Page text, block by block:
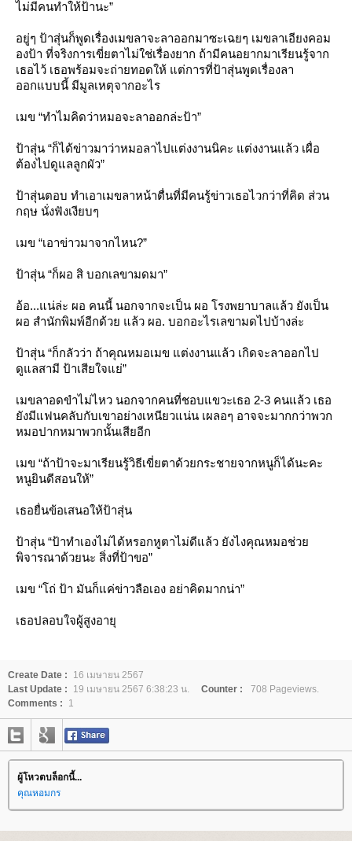
ไม่มีคนทำให้ป้านะ”
อยู่ๆ ป้าสุ่นก็พูดเรื่องเมขลาจะลาออกมาซะเฉยๆ เมขลาเอียงคอม
องป้า ที่จริงการเขี่ยตาไม่ใช่เรื่องยาก ถ้ามีคนอยากมาเรียนรู้จาก
เธอไว้ เธอพร้อมจะถ่ายทอดให้ แต่การที่ป้าสุ่นพูดเรื่องลา
ออกแบบนี้ มีมูลเหตุจากอะไร
เมข “ทำไมคิดว่าหมอจะลาออกล่ะป้า”
ป้าสุ่น “ก็ได้ข่าวมาว่าหมอลาไปแต่งงานนิคะ แต่งงานแล้ว เผื่อ
ต้องไปดูแลลูกผัว”
ป้าสุ่นตอบ ทำเอาเมขลาหน้าตื่นที่มีคนรู้ข่าวเธอไวกว่าที่คิด ส่วน
กฤษ นั่งฟังเงียบๆ
เมข “เอาข่าวมาจากไหน?”
ป้าสุ่น “ก็ผอ สิ บอกเลขามดมา”
อ้อ...แน่ล่ะ ผอ คนนี้ นอกจากจะเป็น ผอ โรงพยาบาลแล้ว ยังเป็น
ผอ สำนักพิมพ์อีกด้วย แล้ว ผอ. บอกอะไรเลขามดไปบ้างล่ะ
ป้าสุ่น “ก็กลัวว่า ถ้าคุณหมอเมข แต่งงานแล้ว เกิดจะลาออกไป
ดูแลสามี ป้าเสียใจแย่”
เมขลาอดขำไม่ไหว นอกจากคนที่ชอบแขวะเธอ 2-3 คนแล้ว เธอ
ังมีแฟนคลับกับเขาอย่างเหนียวแน่น เผลอๆ อาจจะมากกว่าพวก
หมอปากหมาพวกนั้นเสียอีก
เมข “ถ้าป้าจะมาเรียนรู้วิธีเขี่ยตาด้วยกระชายจากหนูก็ได้นะคะ
หนูยินดีสอนให้”
เธอยื่นข้อเสนอให้ป้าสุ่น
ป้าสุ่น “ป้าทำเองไม่ได้หรอกหูตาไม่ดีแล้ว ยังไงคุณหมอช่ว
พิจารณาด้วยนะ สิ่งที่ป้าขอ”
เมข “โถ่ ป้า มันก็แค่ข่าวลือเอง อย่าคิดมากน่า”
เธอปลอบใจผู้สูงอายุ
Create Date :
16 เมษายน 2567
Last Update :
19 เมษายน 2567 6:38:23 น. Counter :
708 Pageviews.
Comments :
1
ผู้โหวตบล็อกนี้...
คุณหอมกร